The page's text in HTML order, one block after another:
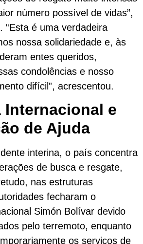
número possível de vidas”,
“Esta é uma verdadeira
nossa solidariedade e, às
entes queridos,
condolências e nosso
difícil”, acrescentou.
Internacional e
de Ajuda
interina, o país concentra
de busca e resgate,
nas estruturas
fecharam o
Simón Bolívar devido
pelo terremoto, enquanto
os serviços de